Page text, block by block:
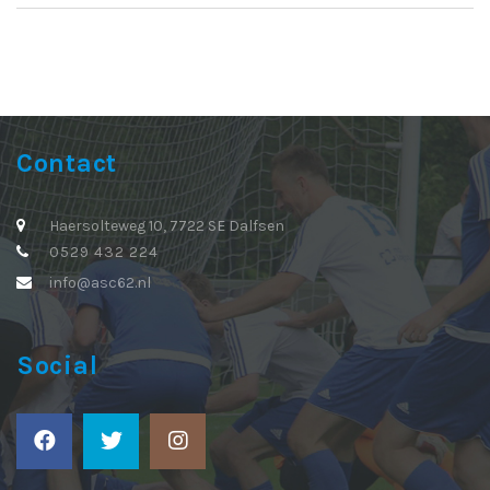
Contact
Haersolteweg 10, 7722 SE Dalfsen
0529 432 224
info@asc62.nl
Social